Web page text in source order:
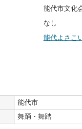
能代市
なし
能代よさこ
能代市
舞踊・舞踏